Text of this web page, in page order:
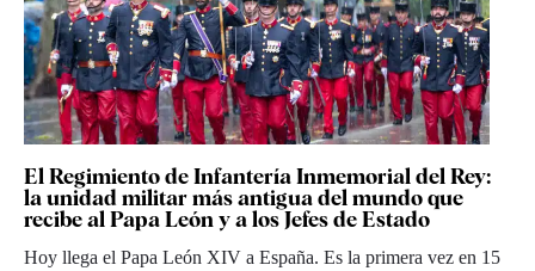
El Regimiento de Infantería Inmemorial del Rey:
la unidad militar más antigua del mundo que
recibe al Papa León y a los Jefes de Estado
Hoy llega el Papa León XIV a España. Es la primera vez en 15